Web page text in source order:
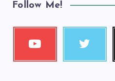
Follow Me!